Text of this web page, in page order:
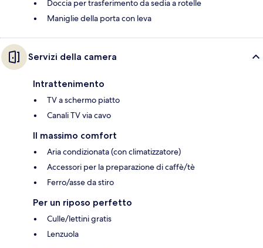
Doccia per trasferimento da sedia a rotelle
Maniglie della porta con leva
Servizi della camera
Intrattenimento
TV a schermo piatto
Canali TV via cavo
Il massimo comfort
Aria condizionata (con climatizzatore)
Accessori per la preparazione di caffè/tè
Ferro/asse da stiro
Per un riposo perfetto
Culle/lettini gratis
Lenzuola